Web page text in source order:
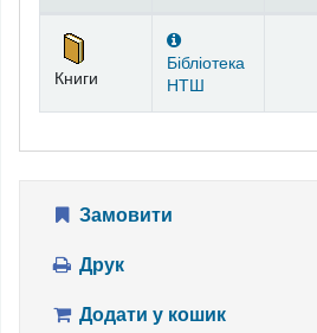
Фонди
Книги
Бібліотека
НТШ
Замовити
Друк
Додати у кошик